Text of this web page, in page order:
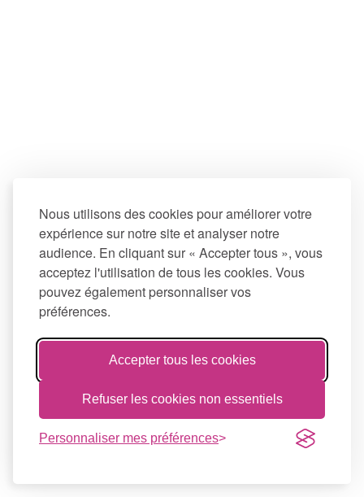
Nous utilisons des cookies pour améliorer votre
expérience sur notre site et analyser notre
audience. En cliquant sur « Accepter tous », vous
acceptez l'utilisation de tous les cookies. Vous
pouvez également personnaliser vos
préférences.
Accepter tous les cookies
Refuser les cookies non essentiels
Personnaliser mes préférences